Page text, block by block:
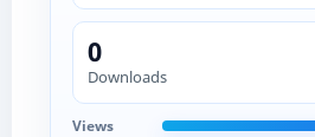
0
Downloads
Views